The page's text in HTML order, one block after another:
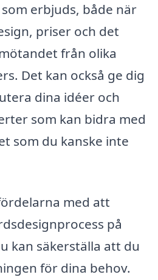
erbjuds, både när
priser och det
från olika
Det kan också ge dig
dina idéer och
som kan bidra med
som du kanske inte
med att
på
kan säkerställa att du
för dina behov.